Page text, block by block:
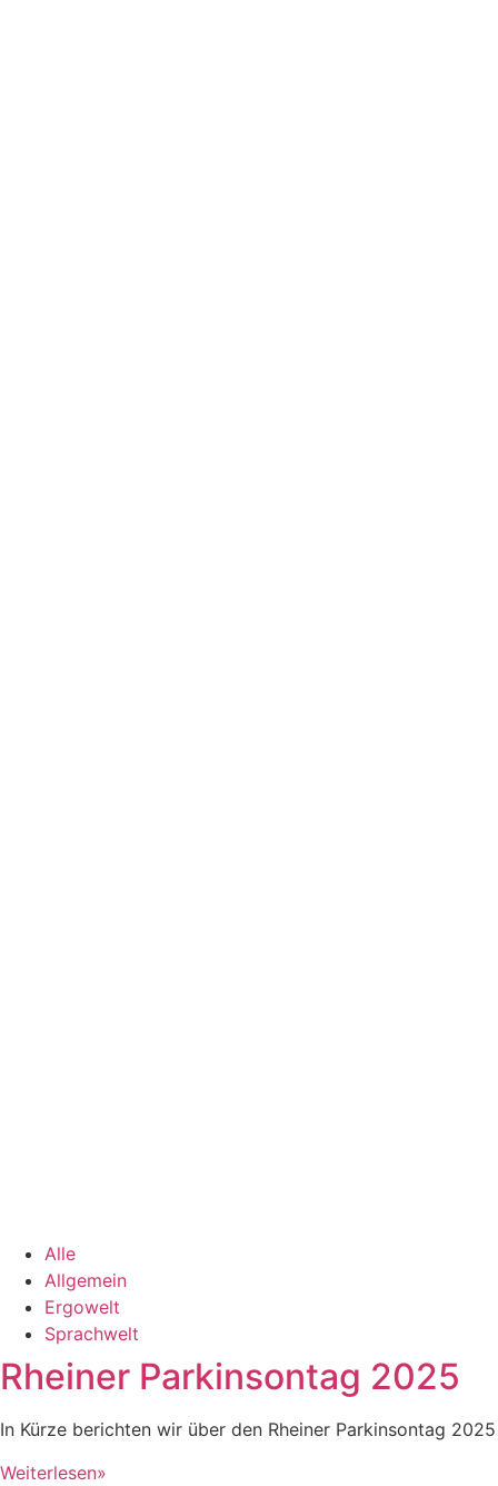
Alle
Allgemein
Ergowelt
Sprachwelt
Rheiner Parkinsontag 2025
In Kürze berichten wir über den Rheiner Parkinsontag 2025
Weiterlesen»